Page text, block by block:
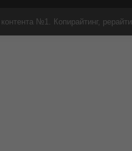
№1. Копирайтинг,